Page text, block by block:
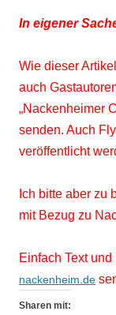
In eigener
Wie dieser
auch
„Nackenheimer
senden. Auch
veröffentlicht
Ich bitte aber zu
mit Bezug zu
Einfach Text
nackenheim.de
Sharen mit: